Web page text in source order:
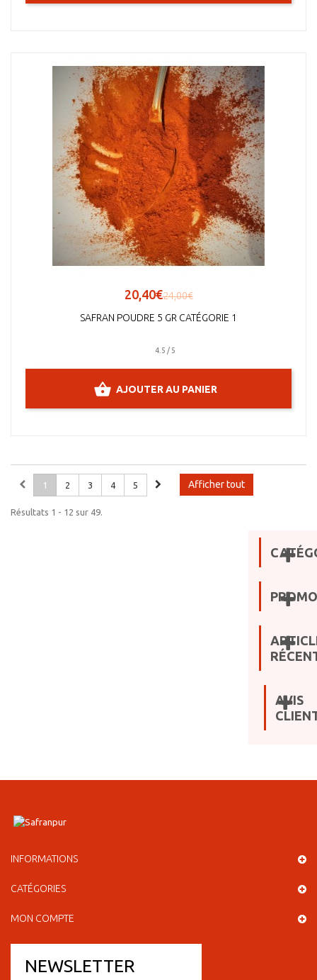
20,40€24,00€
SAFRAN POUDRE 5 GR CATÉGORIE 1
4.5 / 5
AJOUTER AU PANIER
Afficher tout
1 2 3 4 5
Résultats 1 - 12 sur 49.
AVIS
INFORMATIONS
CATÉGORIES
MON COMPTE
NEWSLETTER